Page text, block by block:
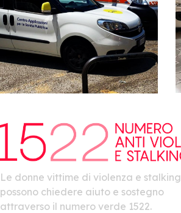
Le donne vittime di violenza e stalking
possono chiedere aiuto e sostegno
attraverso il numero verde 1522.